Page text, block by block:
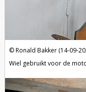
Ronald Bakker (14-09-
Wiel gebruikt voor de